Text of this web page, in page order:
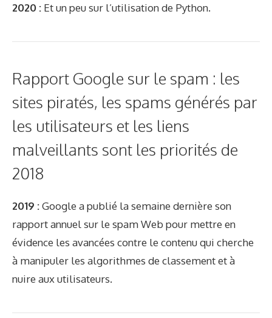
2020 : Et un peu sur l’utilisation de Python.
Rapport Google sur le spam : les
sites piratés, les spams générés par
les utilisateurs et les liens
malveillants sont les priorités de
2018
2019 :Google a publié la semaine dernière son
rapport annuel sur le spam Web pour mettre en
évidence les avancées contre le contenu qui cherche
à manipuler les algorithmes de classement et à
nuire aux utilisateurs.